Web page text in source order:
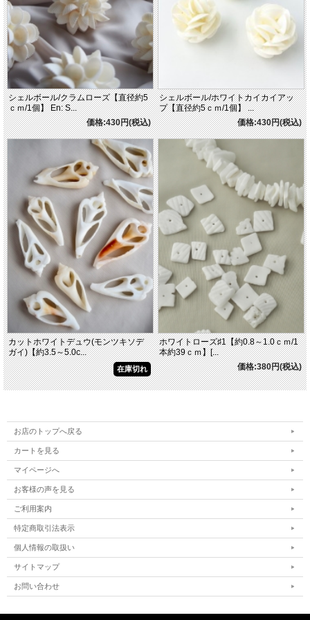
シェルボール/クラムローズ【直径約5
ｃｍ/1個】 En: S...
価格:430円(税込)
シェルボール/ホワイトカイカイアッ
プ【直径約5ｃｍ/1個】 ...
価格:430円(税込)
カットホワイトデュウ(モンツキソデ
ガイ)【約3.5～5.0c...
在庫切れ
ホワイトローズ♯1【約0.8～1.0ｃｍ/1
本約39ｃｍ】[...
価格:380円(税込)
お店のトップへ戻る
カートを見る
マイページへ
お客様の声を見る
ご利用案内
特定商取引法表示
個人情報の取扱い
サイトマップ
お問い合わせ